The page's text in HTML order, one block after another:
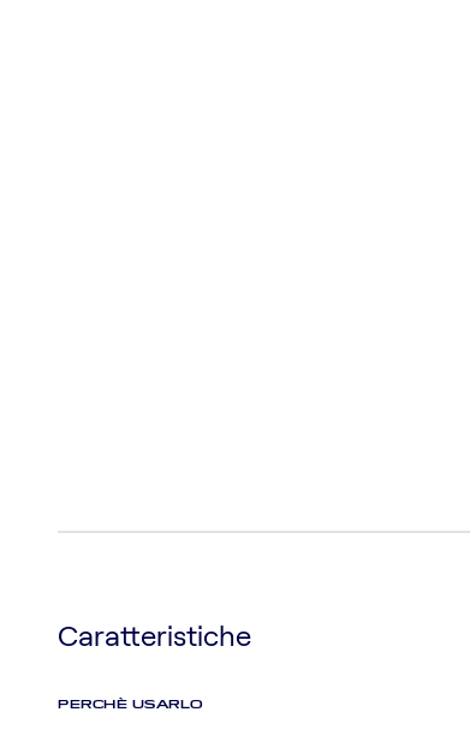
Caratteristiche
PERCHÈ USARLO